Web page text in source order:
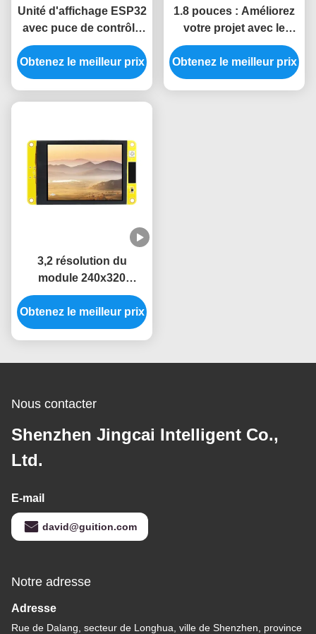
Unité d'affichage ESP32
avec puce de contrôle
ST77916 de 1,8 pouces
pour systèmes de
contrôle industriel
Obtenez le meilleur prix
1.8 pouces : Améliorez
votre projet avec le
module d'affichage
ESP32 5V et une
résolution de 360*360
Obtenez le meilleur prix
3,2 résolution du
module 240x320
d'affichage de
l'affichage à cristaux
liquides ESP32 de TFT
Obtenez le meilleur prix
Nous contacter
Shenzhen Jingcai Intelligent Co.,
Ltd.
E-mail
david@guition.com
Notre adresse
Adresse
Rue de Dalang, secteur de Longhua, ville de Shenzhen, province